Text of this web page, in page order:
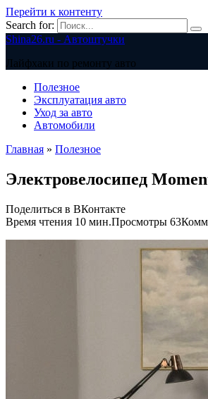
Перейти к контенту
Search for:
Shina26.ru - Автоштучки
Лайфхаки по ремонту авто
Полезное
Эксплуатация авто
Уход за авто
Автомобили
Главная » Полезное
Электровелосипед
Поделиться в ВКонтакте
Время чтения 10 мин.Просмотры 63